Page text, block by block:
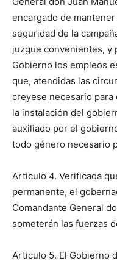
encargado de
seguridad de la
juzgue convenientes, y
Gobierno los empleos
que, atendidas las
creyese necesario
la instalación del
auxiliado por el
todo género necesario
Articulo 4. Verificada
permanente, el
Comandante General
someterán las fuerzas
Articulo 5. El Gobierno